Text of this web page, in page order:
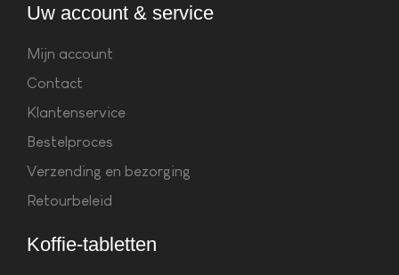
Uw account & service
Mijn account
Contact
Klantenservice
Bestelproces
Verzending en bezorging
Retourbeleid
Koffie-tabletten